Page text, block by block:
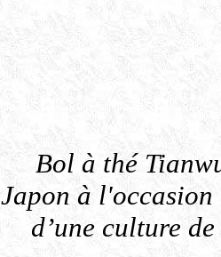
Bol à thé
Japon à
d’une culture